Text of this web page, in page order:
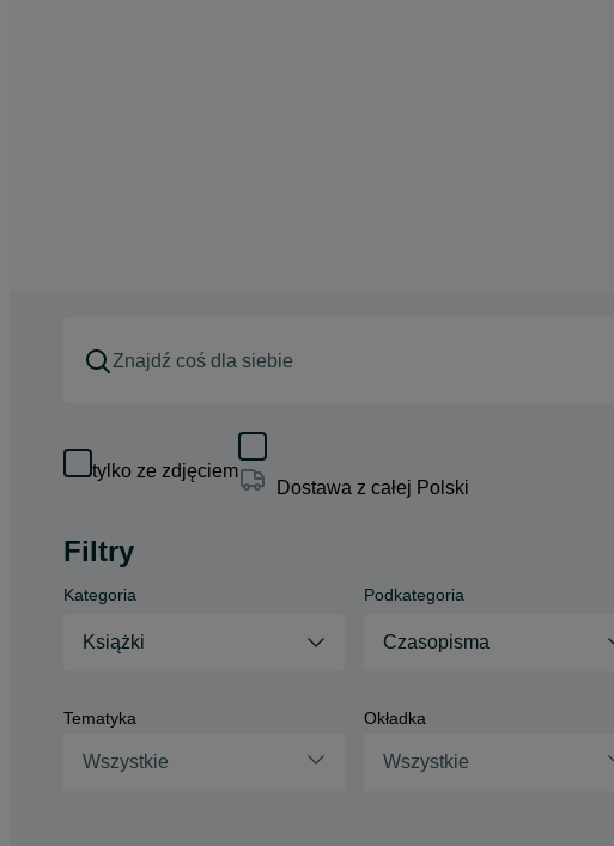
tylko ze zdjęciem
Dostawa z całej Polski
Filtry
Kategoria
Książki
Podkategoria
Czasopisma
Tematyka
Wszystkie
Okładka
Wszystkie